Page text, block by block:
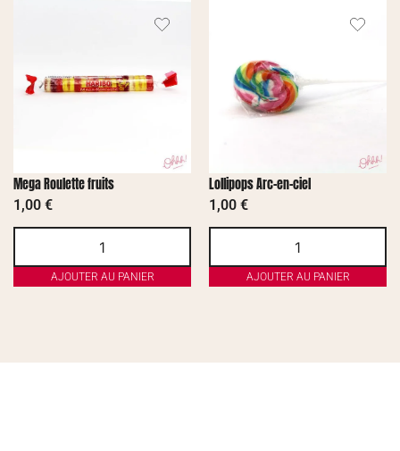
Mega Roulette fruits
1,00 €
AJOUTER AU PANIER
Lollipops Arc-en-ciel
1,00 €
AJOUTER AU PANIER